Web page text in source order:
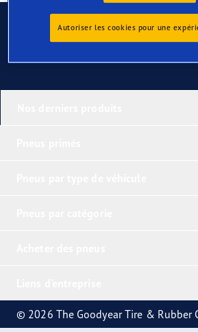
Contactez-nous
© 2026 The Goodyear Tire & Rubber
Autoriser les cookies pour une